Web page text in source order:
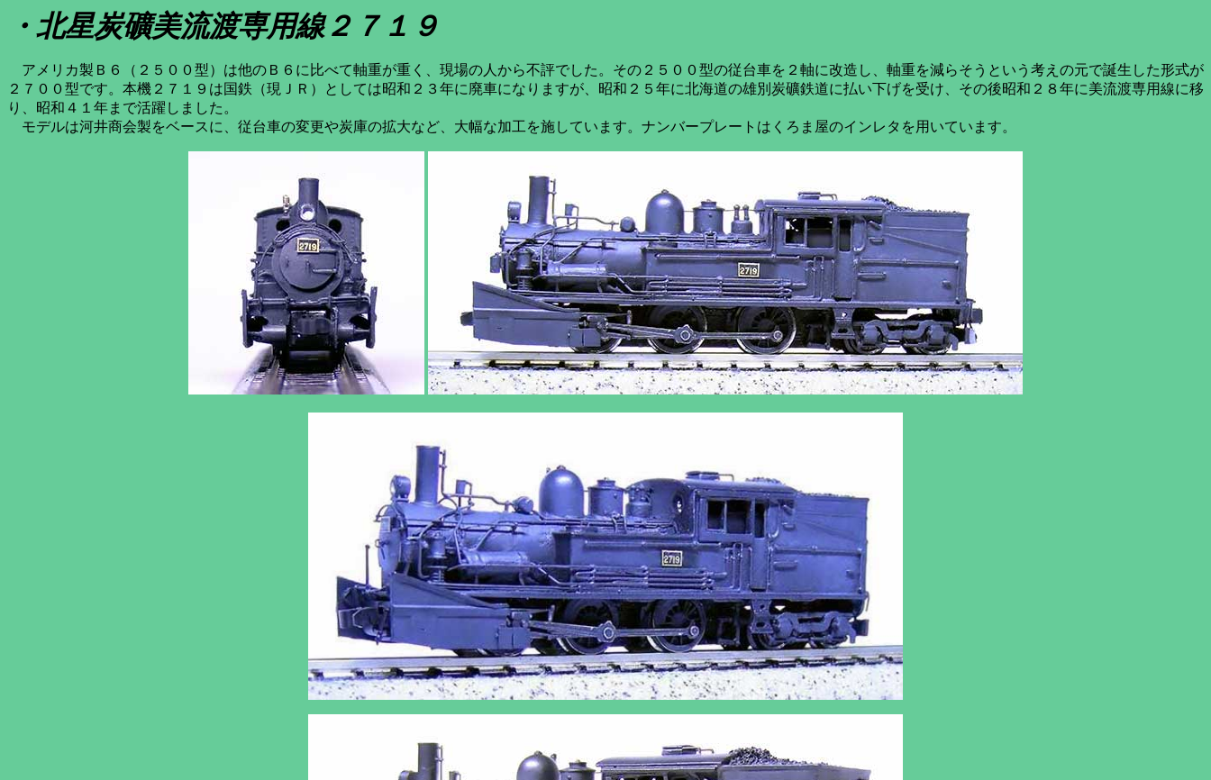
・北星炭礦美流渡専用線２７１９
アメリカ製Ｂ６（２５００型）は他のＢ６に比べて軸重が重く、現場の人から不評でした。その２５００型の従台車を２軸に改造し、軸重を減らそうという考えの元で誕生した形式が
２７００型です。本機２７１９は国鉄（現ＪＲ）としては昭和２３年に廃車になりますが、昭和２５年に北海道の雄別炭礦鉄道に払い下げを受け、その後昭和２８年に美流渡専用線に移
り、昭和４１年まで活躍しました。
モデルは河井商会製をベースに、従台車の変更や炭庫の拡大など、大幅な加工を施しています。ナンバープレートはくろま屋のインレタを用いています。